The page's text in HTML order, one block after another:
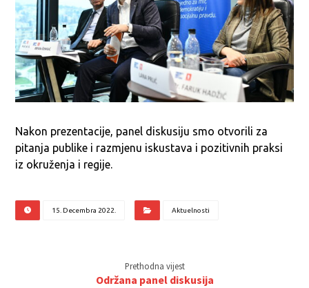
Nakon prezentacije, panel diskusiju smo otvorili za
pitanja publike i razmjenu iskustava i pozitivnih praksi
iz okruženja i regije.
15. Decembra 2022. Aktuelnosti
Prethodna vijest
Održana panel diskusija